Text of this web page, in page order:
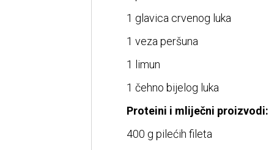
1 glavica crvenog luka
1 veza peršuna
1 limun
1 čehno bijelog luka
Proteini i mliječni proizvodi:
400 g pilećih fileta